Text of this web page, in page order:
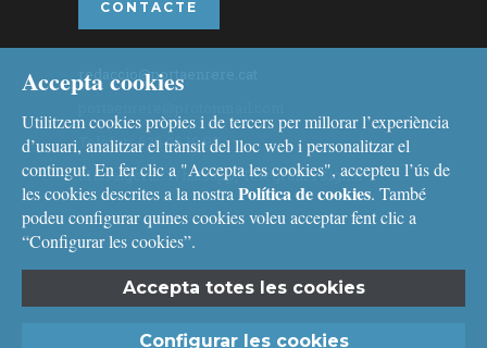
CONTACTE
redaccio@portaenrere.cat
Telèfon: 626 26 19 93
Missatgeria: Whatsapp, Telegram i Signal
Avís legaliPolítica de cookies
Accepta cookies
Utilitzem cookies pròpies i de tercers per millorar l’experiència
d’usuari, analitzar el trànsit del lloc web i personalitzar el
contingut. En fer clic a "Accepta les cookies", accepteu l’ús de
les cookies descrites a la nostra Política de cookies. També
podeu configurar quines cookies voleu acceptar fent clic a
“Configurar les cookies”.
Accepta totes les cookies
Configurar les cookies